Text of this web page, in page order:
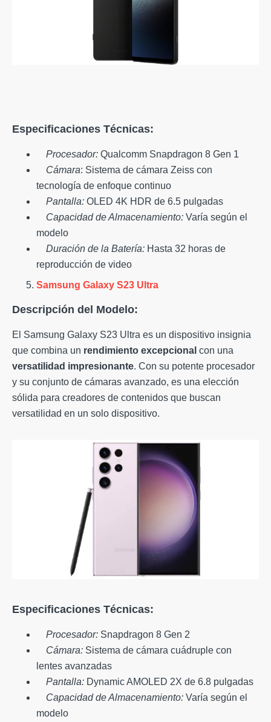
Especificaciones Técnicas:
Procesador: Qualcomm Snapdragon 8 Gen 1
Cámara: Sistema de cámara Zeiss con
tecnología de enfoque continuo
Pantalla: OLED 4K HDR de 6.5 pulgadas
Capacidad de Almacenamiento: Varía según el
modelo
Duración de la Batería: Hasta 32 horas de
reproducción de video
Samsung Galaxy S23 Ultra
Descripción del Modelo:
El Samsung Galaxy S23 Ultra es un dispositivo insignia
que combina un rendimiento excepcional con una
versatilidad impresionante. Con su potente procesador
y su conjunto de cámaras avanzado, es una elección
sólida para creadores de contenidos que buscan
versatilidad en un solo dispositivo.
Especificaciones Técnicas:
Procesador: Snapdragon 8 Gen 2
Cámara: Sistema de cámara cuádruple con
lentes avanzadas
Pantalla: Dynamic AMOLED 2X de 6.8 pulgadas
Capacidad de Almacenamiento: Varía según el
modelo